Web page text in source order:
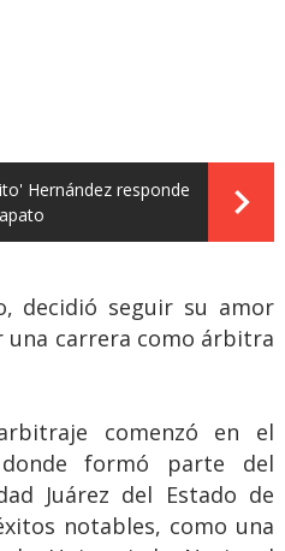
Hernández responde
decidió seguir su amor
una carrera como árbitra
comenzó en el
formó parte del
Juárez del Estado de
notables, como una